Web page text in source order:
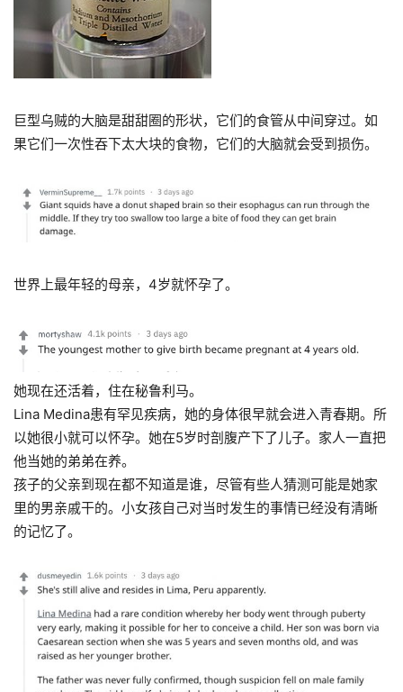
巨型乌贼的大脑是甜甜圈的形状，它们的食管从中间穿过。 如
果它们一次性吞下太大块的食物，它们的大脑就会受到损伤。
世界上最年轻的母亲，4岁就怀孕了。
她现在还活着，住在秘鲁利马。
Lina Medina患有罕见疾病，她的身体很早就会进入青春期。所
以她很小就可以怀孕。她在5岁时剖腹产下了儿子。家人一直把
他当她的弟弟在养。
孩子的父亲到现在都不知道是谁，尽管有些人猜测可能是她家
里的男亲戚干的。小女孩自己对当时发生的事情已经没有清晰
的记忆了。